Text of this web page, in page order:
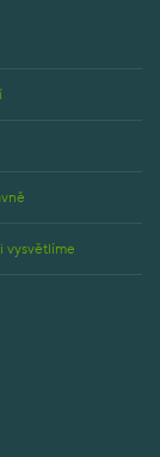
vysvětlíme